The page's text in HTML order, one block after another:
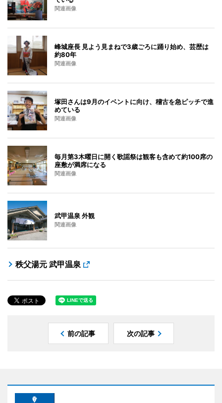
関連画像
峰城座長 見よう見まねで3歳ごろに踊り始め、芸歴は
約80年
関連画像
塚田さんは9月のイベントに向け、稽古を急ピッチで進
めている
関連画像
毎月第3木曜日に開く歌謡祭は観客も含めて約100席の
座敷が満席になる
関連画像
武甲温泉 外観
関連画像
秩父湯元 武甲温泉
前の記事 次の記事